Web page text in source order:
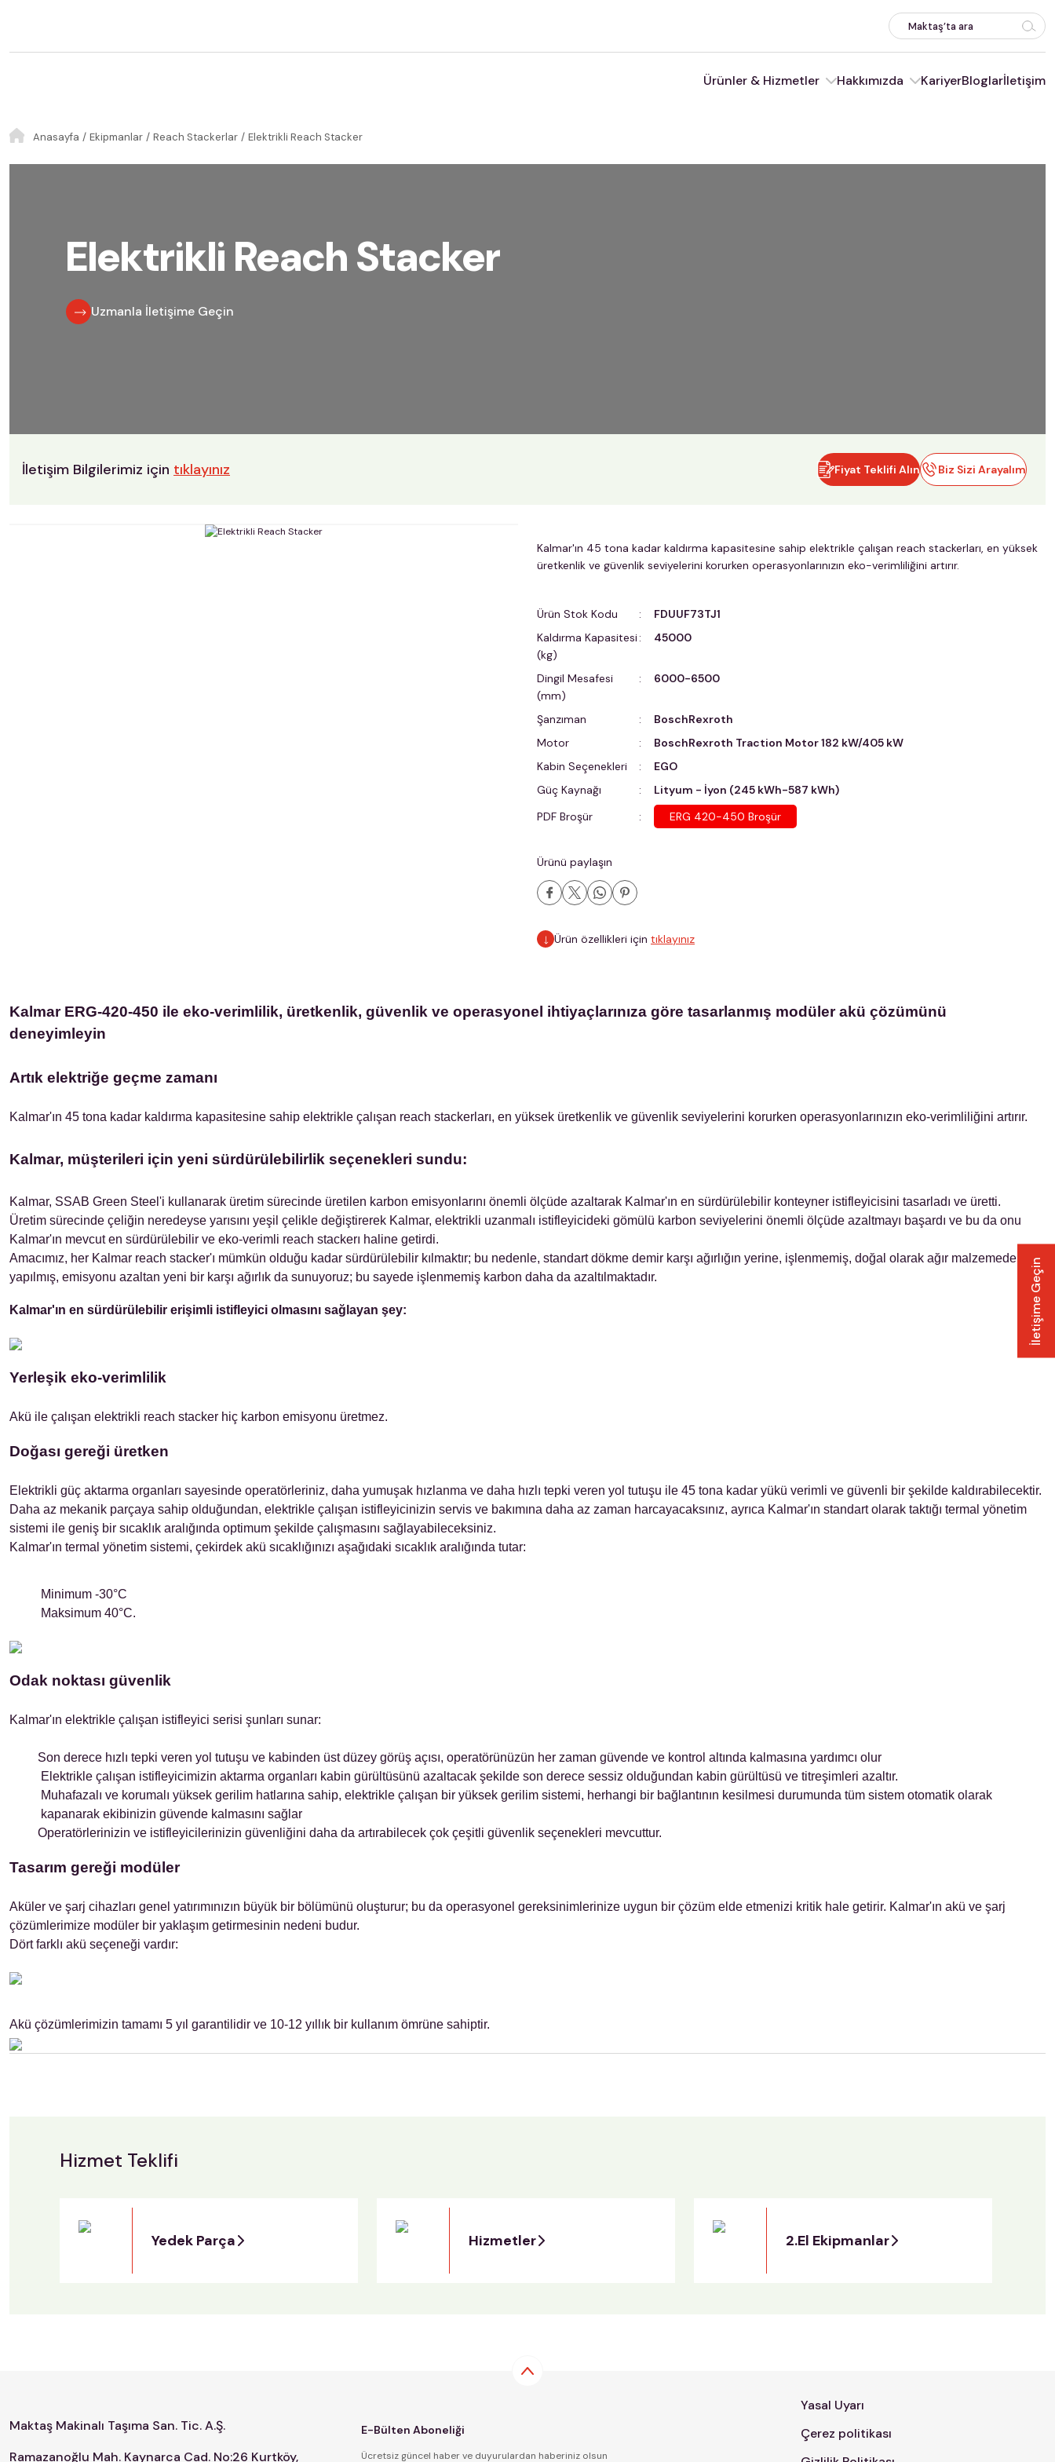
Ürünler & Hizmetler Hakkımızda KariyerBloglarİletişim
Anasayfa Ekipmanlar Reach Stackerlar Elektrikli Reach Stacker
Elektrikli Reach Stacker
Uzmanla İletişime Geçin
İletişim Bilgilerimiz için tıklayınız Fiyat Teklifi Alın Biz Sizi Arayalım
Kalmar'ın 45 tona kadar kaldırma kapasitesine sahip elektrikle çalışan reach stackerları, en yüksek
üretkenlik ve güvenlik seviyelerini korurken operasyonlarınızın eko-verimliliğini artırır.
Ürün Stok Kodu
FDUUF73TJ1
Kaldırma Kapasitesi
(kg)
45000
Dingil Mesafesi
(mm)
6000-6500
Şanzıman
BoschRexroth
Motor
BoschRexroth Traction Motor 182 kW/405 kW
Kabin Seçenekleri
EGO
Güç Kaynağı
Lityum - İyon (245 kWh-587 kWh)
PDF Broşür
ERG 420-450 Broşür
Ürünü paylaşın
Ürün özellikleri için tıklayınız
Kalmar ERG-420-450 ile eko-verimlilik, üretkenlik, güvenlik ve operasyonel ihtiyaçlarınıza göre tasarlanmış modüler akü çözümünü
deneyimleyin
Artık elektriğe geçme zamanı
Kalmar'ın 45 tona kadar kaldırma kapasitesine sahip elektrikle çalışan reach stackerları, en yüksek üretkenlik ve güvenlik seviyelerini korurken operasyonlarınızın eko-verimliliğini artırır.
Kalmar, müşterileri için yeni sürdürülebilirlik seçenekleri sundu:
Kalmar, SSAB Green Steel'i kullanarak üretim sürecinde üretilen karbon emisyonlarını önemli ölçüde azaltarak Kalmar'ın en sürdürülebilir konteyner istifleyicisini tasarladı ve üretti.
Üretim sürecinde çeliğin neredeyse yarısını yeşil çelikle değiştirerek Kalmar, elektrikli uzanmalı istifleyicideki gömülü karbon seviyelerini önemli ölçüde azaltmayı başardı ve bu da onu
Kalmar'ın mevcut en sürdürülebilir ve eko-verimli reach stackerı haline getirdi.
Amacımız, her Kalmar reach stacker'ı mümkün olduğu kadar sürdürülebilir kılmaktır; bu nedenle, standart dökme demir karşı ağırlığın yerine, işlenmemiş, doğal olarak ağır malzemeden
yapılmış, emisyonu azaltan yeni bir karşı ağırlık da sunuyoruz; bu sayede işlenmemiş karbon daha da azaltılmaktadır.
Kalmar'ın en sürdürülebilir erişimli istifleyici olmasını sağlayan şey:
Yerleşik eko-verimlilik
Akü ile çalışan elektrikli reach stacker hiç karbon emisyonu üretmez.
Doğası gereği üretken
Elektrikli güç aktarma organları sayesinde operatörleriniz, daha yumuşak hızlanma ve daha hızlı tepki veren yol tutuşu ile 45 tona kadar yükü verimli ve güvenli bir şekilde kaldırabilecektir.
Daha az mekanik parçaya sahip olduğundan, elektrikle çalışan istifleyicinizin servis ve bakımına daha az zaman harcayacaksınız, ayrıca Kalmar'ın standart olarak taktığı termal yönetim
sistemi ile geniş bir sıcaklık aralığında optimum şekilde çalışmasını sağlayabileceksiniz.
Kalmar'ın termal yönetim sistemi, çekirdek akü sıcaklığınızı aşağıdaki sıcaklık aralığında tutar:
Minimum -30°C
Maksimum 40°C.
Odak noktası güvenlik
Kalmar'ın elektrikle çalışan istifleyici serisi şunları sunar:
Son derece hızlı tepki veren yol tutuşu ve kabinden üst düzey görüş açısı, operatörünüzün her zaman güvende ve kontrol altında kalmasına yardımcı olur
Elektrikle çalışan istifleyicimizin aktarma organları kabin gürültüsünü azaltacak şekilde son derece sessiz olduğundan kabin gürültüsü ve titreşimleri azaltır.
Muhafazalı ve korumalı yüksek gerilim hatlarına sahip, elektrikle çalışan bir yüksek gerilim sistemi, herhangi bir bağlantının kesilmesi durumunda tüm sistem otomatik olarak
kapanarak ekibinizin güvende kalmasını sağlar
Operatörlerinizin ve istifleyicilerinizin güvenliğini daha da artırabilecek çok çeşitli güvenlik seçenekleri mevcuttur.
Tasarım gereği modüler
Aküler ve şarj cihazları genel yatırımınızın büyük bir bölümünü oluşturur; bu da operasyonel gereksinimlerinize uygun bir çözüm elde etmenizi kritik hale getirir. Kalmar'ın akü ve şarj
çözümlerimize modüler bir yaklaşım getirmesinin nedeni budur.
Dört farklı akü seçeneği vardır:
Akü çözümlerimizin tamamı 5 yıl garantilidir ve 10-12 yıllık bir kullanım ömrüne sahiptir.
Hizmet Teklifi
Yedek Parça Hizmetler 2.El Ekipmanlar
Maktaş Makinalı Taşıma San. Tic. A.Ş.
Ramazanoğlu Mah. Kaynarca Cad. No:26 Kurtköy,
E-Bülten Aboneliği
Ücretsiz güncel haber ve duyurulardan haberiniz olsun
Yasal Uyarı
Çerez politikası
İletişime Geçin